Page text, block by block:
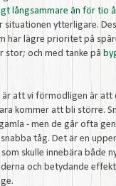
långsammare än för tio
ytterligare.
har lägre prioritet på
stor; och med tanke på
är att vi förmodligen är
kommer att bli större.
- men de går ofta
tåg. Det är en
som skulle innebära både
och betydande